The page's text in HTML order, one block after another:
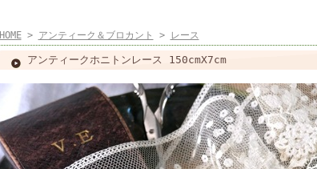
HOME> アンティーク＆ブロカント > レース
アンティークホニトンレース 150cmX7cm